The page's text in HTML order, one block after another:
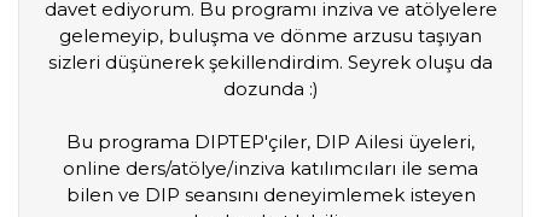
davet ediyorum. Bu programı inziva ve atölyelere
gelemeyip, buluşma ve dönme arzusu taşıyan
sizleri düşünerek şekillendirdim. Seyrek oluşu da
dozunda :)
Bu programa DIPTEP'çiler, DIP Ailesi üyeleri,
online ders/atölye/inziva katılımcıları ile sema
bilen ve DIP seansını deneyimlemek isteyen